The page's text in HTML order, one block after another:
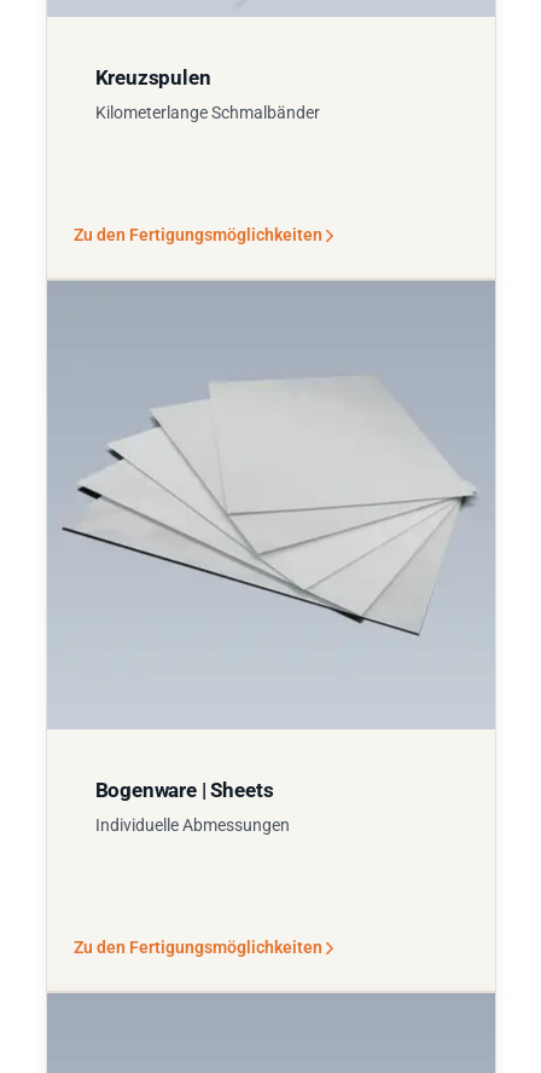
Kreuzspulen
Kilometerlange Schmalbänder
Zu den Fertigungsmöglichkeiten
Bogenware | Sheets
Individuelle Abmessungen
Zu den Fertigungsmöglichkeiten